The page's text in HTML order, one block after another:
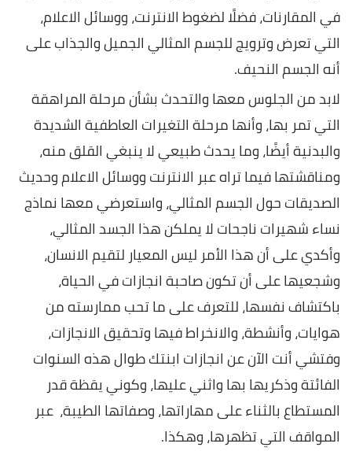
في المقارنات، فضلًا لضغوط الانترنت، ووسائل الاعلام،
التي تعرض وترويج للجسم المثالي الجميل والجذاب على
أنه الجسم النحيف.
لابد من الجلوس معها والتحدث بشأن مرحلة المراهقة
التي تمر بها، وأنها مرحلة التغيرات العاطفية الشديدة
والبدنية أيضًا، وما يحدث طبيعي لا ينبغي القلق منه،
ومناقشتها فيما تراه عبر الانترنت ووسائل الاعلام وحديث
الصديقات حول الجسم المثالي، واستعرضي معها نماذج
نساء شهيرات ناجحات لا يملكن هذا الجسد المثالي،
وأكدي على أن هذا الأمر ليس المعيار لتقيم الانسان،
وشجعيها على أن تكون صاحبة انجازات في الحياة،
باكتشاف نفسها، للتعرف على ما تحب ممارسته من
هوايات، وأنشطة، والانخراط فيها وتحقيق الانجازات،
وفتشي أنت الآن عن انجازات ابنتك طوال هذه السنوات
الفائتة وذكريها بها واثني عليها، وكوني يقظة قدر
المستطاع بالثناء على مهاراتها، وصفاتها الطيبة، عبر
المواقف التي تظهرها، وهكذا.